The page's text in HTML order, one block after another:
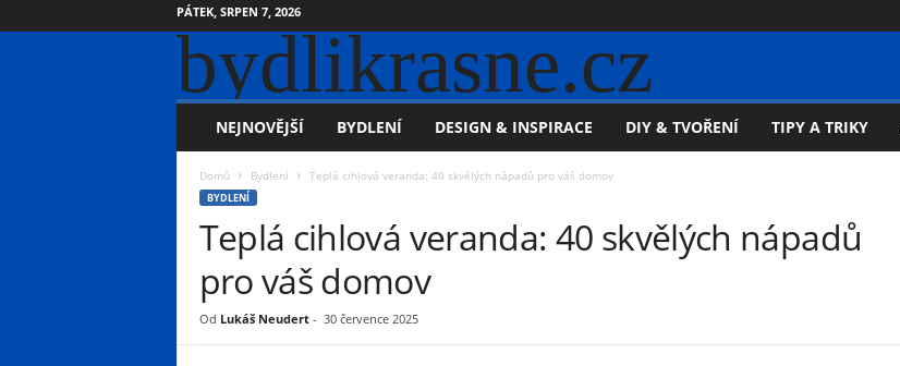
PÁTEK, SRPEN 7, 2026
bydlikrasne.cz
NEJNOVĚJŠÍ BYDLENÍ DESIGN & INSPIRACE DIY & TVOŘENÍ TIPY A TRIKY
Domů Bydlení Teplá cihlová veranda: 40 skvělých nápadů pro váš domov
BYDLENÍ
Teplá cihlová veranda: 40 skvělých nápadů
pro váš domov
Od Lukáš Neudert- 30 července 2025